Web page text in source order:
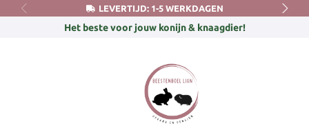
LEVERTIJD: 1-5 WERKDAGEN
Het beste voor jouw konijn & knaagdier!